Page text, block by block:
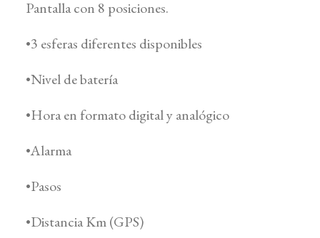
Pantalla con 8 posiciones.
•3 esferas diferentes disponibles
•Nivel de batería
•Hora en formato digital y analógico
•Alarma
•Pasos
•Distancia Km (GPS)